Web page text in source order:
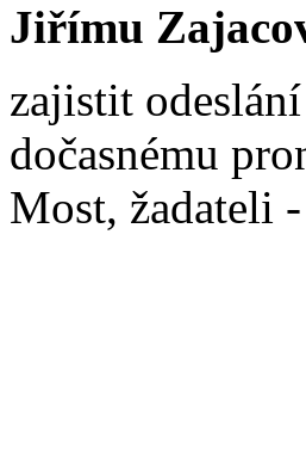
Jiřímu
zajistit
dočasnému
Most, žadateli